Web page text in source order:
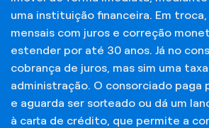
uma instituição financeira. Em
mensais com juros e correção
estender por até 30 anos. Já no
cobrança de juros, mas sim uma
administração. O consorciado paga
e aguarda ser sorteado ou dá um
à carta de crédito, que permite a